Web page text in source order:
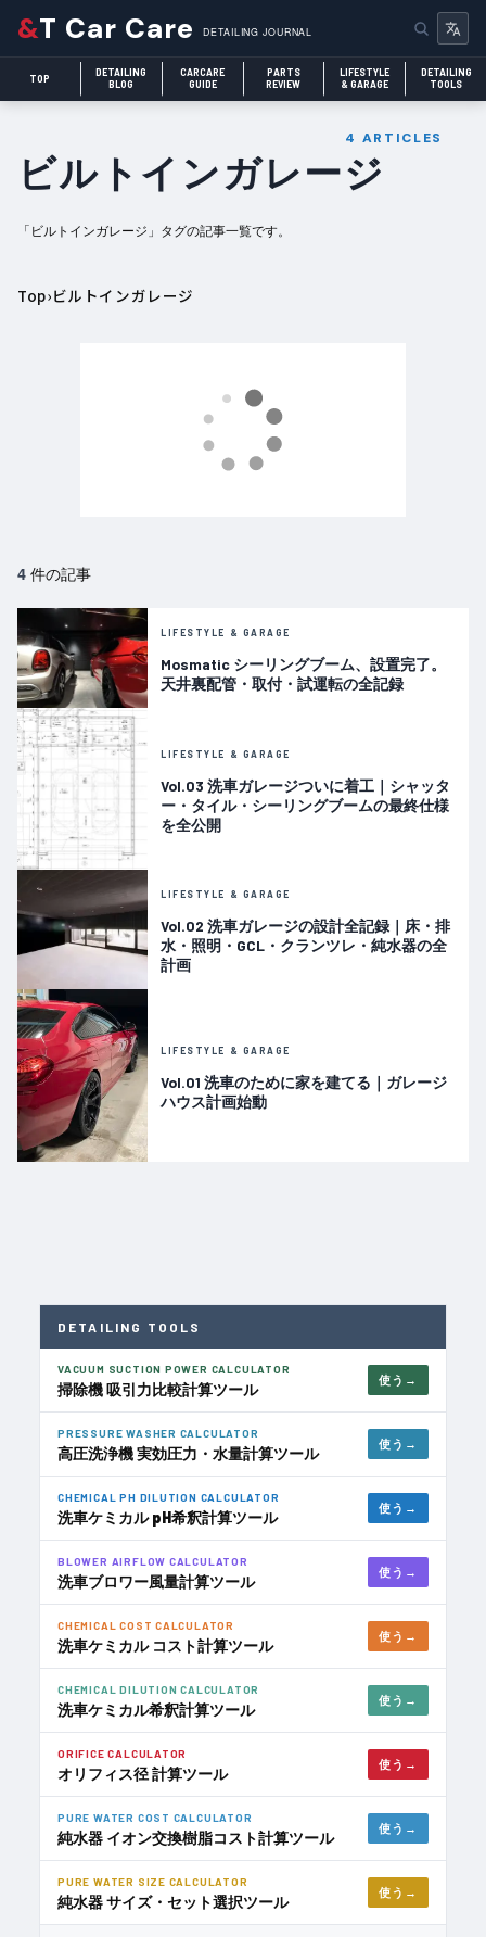
&T Car Care DETAILING JOURNAL
TOP
DETAILING
BLOG
CARCARE
GUIDE
PARTS
REVIEW
LIFESTYLE
& GARAGE
DETAILING
TOOLS
ビルトインガレージ
「ビルトインガレージ」タグの記事一覧です。
4 ARTICLES
Top›ビルトインガレージ
4 件の記事
LIFESTYLE & GARAGE
Mosmatic シーリングブーム、設置完了。
天井裏配管・取付・試運転の全記録
LIFESTYLE & GARAGE
Vol.03 洗車ガレージついに着工｜シャッタ
ー・タイル・シーリングブームの最終仕様
を全公開
LIFESTYLE & GARAGE
Vol.02 洗車ガレージの設計全記録｜床・排
水・照明・GCL・クランツレ・純水器の全
計画
LIFESTYLE & GARAGE
Vol.01 洗車のために家を建てる｜ガレージ
ハウス計画始動
DETAILING TOOLS
VACUUM SUCTION POWER CALCULATOR
掃除機 吸引力比較計算ツール
使う
PRESSURE WASHER CALCULATOR
高圧洗浄機 実効圧力・水量計算ツール
使う
CHEMICAL PH DILUTION CALCULATOR
洗車ケミカル pH希釈計算ツール
使う
BLOWER AIRFLOW CALCULATOR
洗車ブロワー風量計算ツール
使う
CHEMICAL COST CALCULATOR
洗車ケミカル コスト計算ツール
使う
CHEMICAL DILUTION CALCULATOR
洗車ケミカル希釈計算ツール
使う
ORIFICE CALCULATOR
オリフィス径 計算ツール
使う
PURE WATER COST CALCULATOR
純水器 イオン交換樹脂コスト計算ツール
使う
PURE WATER SIZE CALCULATOR
純水器 サイズ・セット選択ツール
使う